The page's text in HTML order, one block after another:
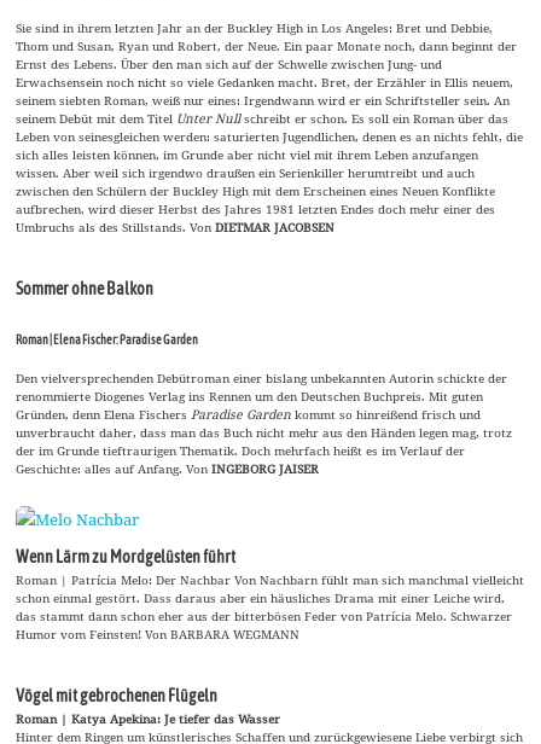
Sie sind in ihrem letzten Jahr an der Buckley High in Los Angeles: Bret und Debbie,
Thom und Susan, Ryan und Robert, der Neue. Ein paar Monate noch, dann beginnt der
Ernst des Lebens. Über den man sich auf der Schwelle zwischen Jung- und
Erwachsensein noch nicht so viele Gedanken macht. Bret, der Erzähler in Ellis neuem,
seinem siebten Roman, weiß nur eines: Irgendwann wird er ein Schriftsteller sein. An
seinem Debüt mit dem Titel Unter Nullschreibt er schon. Es soll ein Roman über das
Leben von seinesgleichen werden: saturierten Jugendlichen, denen es an nichts fehlt, die
sich alles leisten können, im Grunde aber nicht viel mit ihrem Leben anzufangen
wissen. Aber weil sich irgendwo draußen ein Serienkiller herumtreibt und auch
zwischen den Schülern der Buckley High mit dem Erscheinen eines Neuen Konflikte
aufbrechen, wird dieser Herbst des Jahres 1981 letzten Endes doch mehr einer des
Umbruchs als des Stillstands. VonDIETMAR JACOBSEN
Sommer ohne Balkon
Roman | Elena Fischer: Paradise Garden
Den vielversprechenden Debütroman einer bislang unbekannten Autorin schickte der
renommierte Diogenes Verlag ins Rennen um den Deutschen Buchpreis. Mit guten
Gründen, denn Elena Fischers Paradise Garden kommt so hinreißend frisch und
unverbraucht daher, dass man das Buch nicht mehr aus den Händen legen mag, trotz
der im Grunde tieftraurigen Thematik. Doch mehrfach heißt es im Verlauf der
Geschichte: alles auf Anfang. VonINGEBORG JAISER
Wenn Lärm zu Mordgelüsten führt
Roman | Patrícia Melo: Der Nachbar Von Nachbarn fühlt man sich manchmal vielleicht
schon einmal gestört. Dass daraus aber ein häusliches Drama mit einer Leiche wird,
das stammt dann schon eher aus der bitterbösen Feder von Patrícia Melo. Schwarzer
Humor vom Feinsten! Von BARBARA WEGMANN
Vögel mit gebrochenen Flügeln
Roman | Katya Apekina: Je tiefer das Wasser
Hinter dem Ringen um künstlerisches Schaffen und zurückgewiesene Liebe verbirgt sich